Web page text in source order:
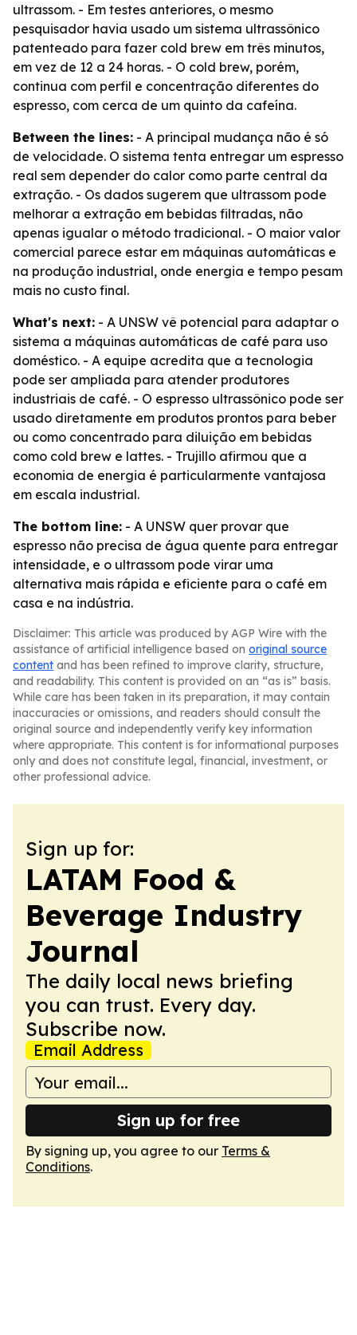
ultrassom. - Em testes anteriores, o mesmo
pesquisador havia usado um sistema ultrassônico
patenteado para fazer cold brew em três minutos,
em vez de 12 a 24 horas. - O cold brew, porém,
continua com perfil e concentração diferentes do
espresso, com cerca de um quinto da cafeína.
Between the lines: - A principal mudança não é só
de velocidade. O sistema tenta entregar um espresso
real sem depender do calor como parte central da
extração. - Os dados sugerem que ultrassom pode
melhorar a extração em bebidas filtradas, não
apenas igualar o método tradicional. - O maior valor
comercial parece estar em máquinas automáticas e
na produção industrial, onde energia e tempo pesam
mais no custo final.
What's next: - A UNSW vê potencial para adaptar o
sistema a máquinas automáticas de café para uso
doméstico. - A equipe acredita que a tecnologia
pode ser ampliada para atender produtores
industriais de café. - O espresso ultrassônico pode ser
usado diretamente em produtos prontos para beber
ou como concentrado para diluição em bebidas
como cold brew e lattes. - Trujillo afirmou que a
economia de energia é particularmente vantajosa
em escala industrial.
The bottom line: - A UNSW quer provar que
espresso não precisa de água quente para entregar
intensidade, e o ultrassom pode virar uma
alternativa mais rápida e eficiente para o café em
casa e na indústria.
Disclaimer: This article was produced by AGP Wire with the
assistance of artificial intelligence based on original source
content and has been refined to improve clarity, structure,
and readability. This content is provided on an “as is” basis.
While care has been taken in its preparation, it may contain
inaccuracies or omissions, and readers should consult the
original source and independently verify key information
where appropriate. This content is for informational purposes
only and does not constitute legal, financial, investment, or
other professional advice.
Sign up for:
LATAM Food &
Beverage Industry
Journal
The daily local news briefing
you can trust. Every day.
Subscribe now.
Email Address
Sign up for free
By signing up, you agree to our Terms &
Conditions.